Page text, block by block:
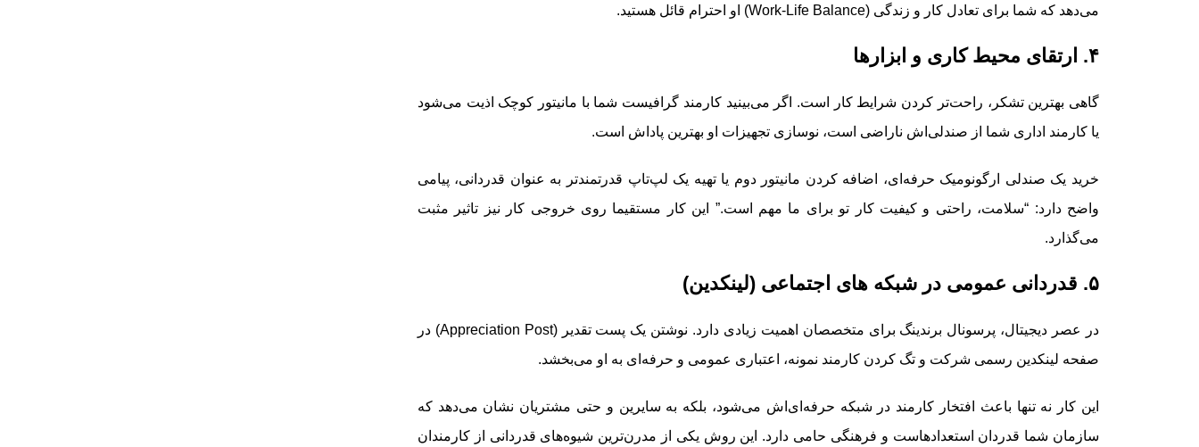
می‌دهد که شما برای تعادل کار و زندگی (Work-Life Balance) او احترام قائل هستید.
۴. ارتقای محیط کاری و ابزارها
گاهی بهترین تشکر، راحت‌تر کردن شرایط کار است. اگر می‌بینید کارمند گرافیست شما با مانیتور کوچک اذیت می‌شود
یا کارمند اداری شما از صندلی‌اش ناراضی است، نوسازی تجهیزات او بهترین پاداش است.
خرید یک صندلی ارگونومیک حرفه‌ای، اضافه کردن مانیتور دوم یا تهیه یک لپ‌تاپ قدرتمندتر به عنوان قدردانی، پیامی
واضح دارد: “سلامت، راحتی و کیفیت کار تو برای ما مهم است.” این کار مستقیما روی خروجی کار نیز تاثیر مثبت
می‌گذارد.
۵. قدردانی عمومی در شبکه های اجتماعی (لینکدین)
در عصر دیجیتال، پرسونال برندینگ برای متخصصان اهمیت زیادی دارد. نوشتن یک پست تقدیر (Appreciation Post) در
صفحه لینکدین رسمی شرکت و تگ کردن کارمند نمونه، اعتباری عمومی و حرفه‌ای به او می‌بخشد.
این کار نه تنها باعث افتخار کارمند در شبکه حرفه‌ای‌اش می‌شود، بلکه به سایرین و حتی مشتریان نشان می‌دهد که
سازمان شما قدردان استعدادهاست و فرهنگی حامی دارد. این روش یکی از مدرن‌ترین شیوه‌های قدردانی از کارمندان